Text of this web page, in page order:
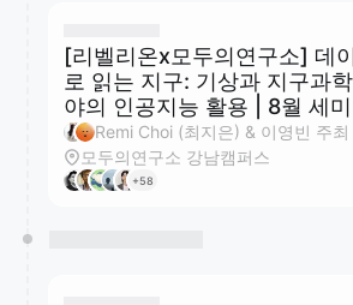
[리벨리온x모두의연구소] 데
로 읽는 지구: 기상과 지구과
야의 인공지능 활용 | 8월 세
Remi Choi (최지은) & 이영빈 주최
모두의연구소 강남캠퍼스
+58